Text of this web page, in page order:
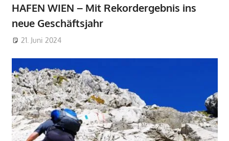
HAFEN WIEN – Mit Rekordergebnis ins
neue Geschäftsjahr
21. Juni 2024